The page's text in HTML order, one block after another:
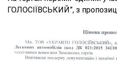
ГОЛОСІЇВСЬКИЙ”, з